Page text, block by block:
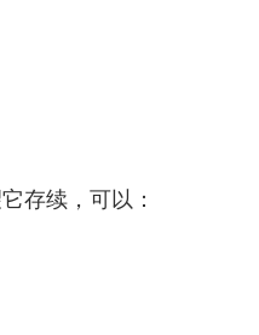
存续，可以：